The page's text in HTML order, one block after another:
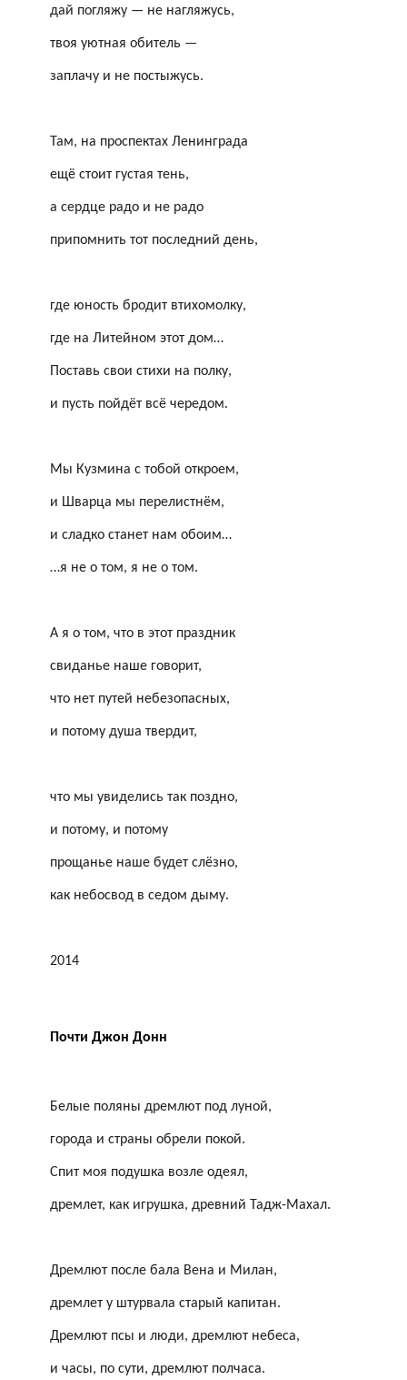
дай погляжу — не нагляжусь,
твоя уютная обитель —
заплачу и не постыжусь.
Там, на проспектах Ленинграда
ещё стоит густая тень,
а сердце радо и не радо
припомнить тот последний день,
где юность бродит втихомолку,
где на Литейном этот дом…
Поставь свои стихи на полку,
и пусть пойдёт всё чередом.
Мы Кузмина с тобой откроем,
и Шварца мы перелистнём,
и сладко станет нам обоим…
…я не о том, я не о том.
А я о том, что в этот праздник
свиданье наше говорит,
что нет путей небезопасных,
и потому душа твердит,
что мы увиделись так поздно,
и потому, и потому
прощанье наше будет слёзно,
как небосвод в седом дыму.
2014
Почти Джон Донн
Белые поляны дремлют под луной,
города и страны обрели покой.
Спит моя подушка возле одеял,
дремлет, как игрушка, древний Тадж-Махал.
Дремлют после бала Вена и Милан,
дремлет у штурвала старый капитан.
Дремлют псы и люди, дремлют небеса,
и часы, по сути, дремлют полчаса.